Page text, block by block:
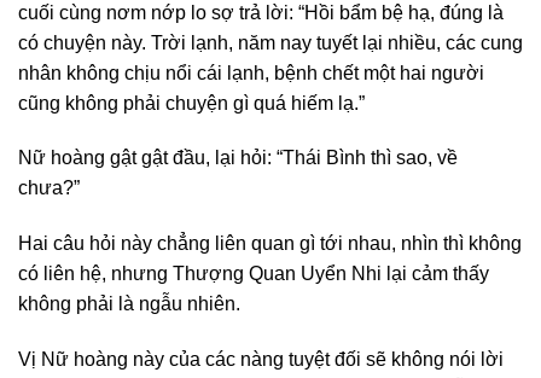
cuối cùng nơm nớp lo sợ trả lời: “Hồi bẩm bệ hạ, đúng là
có chuyện này. Trời lạnh, năm nay tuyết lại nhiều, các cung
nhân không chịu nổi cái lạnh, bệnh chết một hai người
cũng không phải chuyện gì quá hiếm lạ.”
Nữ hoàng gật gật đầu, lại hỏi: “Thái Bình thì sao, về
chưa?”
Hai câu hỏi này chẳng liên quan gì tới nhau, nhìn thì không
có liên hệ, nhưng Thượng Quan Uyển Nhi lại cảm thấy
không phải là ngẫu nhiên.
Vị Nữ hoàng này của các nàng tuyệt đối sẽ không nói lời